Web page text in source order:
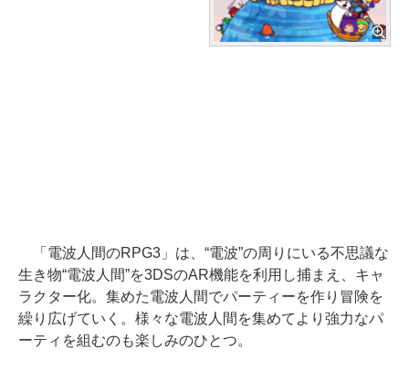
「電波人間のRPG3」は、“電波”の周りにいる不思議な
生き物“電波人間”を3DSのAR機能を利用し捕まえ、キャ
ラクター化。集めた電波人間でパーティーを作り冒険を
繰り広げていく。様々な電波人間を集めてより強力なパ
ーティを組むのも楽しみのひとつ。